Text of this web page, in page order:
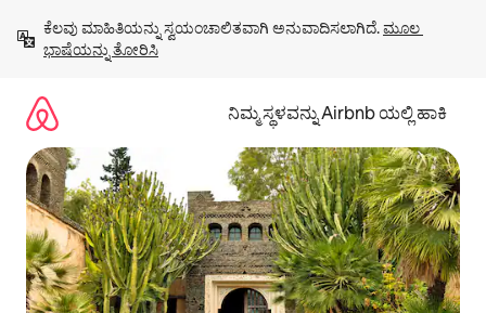
ಹೋಗಿ
ಕೆಲವು ಮಾಹಿತಿಯನ್ನು ಸ್ವಯಂಚಾಲಿತವಾಗಿ ಅನುವಾದಿಸಲಾಗಿದೆ. ಮೂಲ
ಭಾಷೆಯನ್ನು ತೋರಿಸಿ
ನಿಮ್ಮ ಸ್ಥಳವನ್ನು Airbnb ಯಲ್ಲಿ ಹಾಕಿ